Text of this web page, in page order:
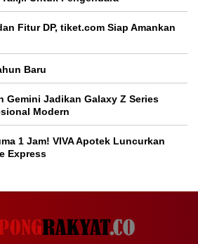
Fitur DP, tiket.com Siap Amankan
Baru
Gemini Jadikan Galaxy Z Series
Modern
1 Jam! VIVA Apotek Luncurkan
Express